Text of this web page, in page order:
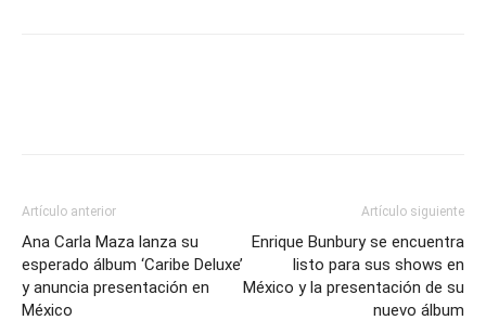
Artículo anterior
Ana Carla Maza lanza su
esperado álbum ‘Caribe Deluxe’
y anuncia presentación en
México
Artículo siguiente
Enrique Bunbury se encuentra
listo para sus shows en
México y la presentación de su
nuevo álbum